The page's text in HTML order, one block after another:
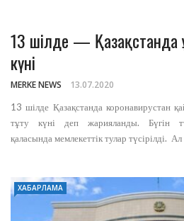
13 шілде — Қазақстанда
күні
MERKE NEWS 13.07.2020
13 шілде Қазақстанда коронавирустан
тұту күні деп жарияланды. Бүгін
қаласында мемлекеттік тулар түсірілді. Ал
ХАБАРЛАМА